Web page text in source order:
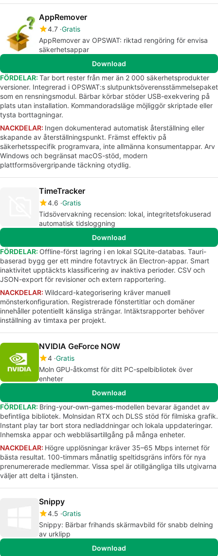
AppRemover
4.7 Gratis
AppRemover av OPSWAT: riktad rengöring för envisa
säkerhetsappar
Download
FÖRDELAR: Tar bort rester från mer än 2 000 säkerhetsprodukter
versioner. Integrerad i OPSWAT:s slutpunktsöverensstämmelsepaket
som en rensningsmodul. Bärbar körbar stöder USB-exekvering på
plats utan installation. Kommandoradsläge möjliggör skriptade eller
tysta borttagningar.
NACKDELAR: Ingen dokumenterad automatisk återställning eller
skapande av återställningspunkt. Främst effektiv på
säkerhetsspecifik programvara, inte allmänna konsumentappar. Arv
Windows och begränsat macOS-stöd, modern
plattformsövergripande täckning otydlig.
TimeTracker
4.6 Gratis
Tidsövervakning recension: lokal, integritetsfokuserad
automatisk tidsloggning
Download
FÖRDELAR: Offline-först lagring i en lokal SQLite-databas. Tauri-
baserad bygg ger ett mindre fotavtryck än Electron-appar. Smart
inaktivitet upptäckts klassificering av inaktiva perioder. CSV och
JSON-export för revisioner och extern rapportering.
NACKDELAR: Wildcard-kategorisering kräver manuell
mönsterkonfiguration. Registrerade fönstertitlar och domäner
innehåller potentiellt känsliga strängar. Intäktsrapporter behöver
inställning av timtaxa per projekt.
NVIDIA GeForce NOW
4 Gratis
Moln GPU-åtkomst för ditt PC-spelbibliotek över
enheter
Download
FÖRDELAR: Bring-your-own-games-modellen bevarar ägandet av
befintliga bibliotek. Molnsidan RTX och DLSS stöd för filmiska grafik.
Instant play tar bort stora nedladdningar och lokala uppdateringar.
Inhemska appar och webbläsartillgång på många enheter.
NACKDELAR: Högre upplösningar kräver 35–65 Mbps internet för
bästa resultat. 100-timmars månatlig speltidsgräns införs för nya
prenumererade medlemmar. Vissa spel är otillgängliga tills utgivarna
väljer att delta i tjänsten.
Snippy
4.5 Gratis
Snippy: Bärbar frihands skärmavbild för snabb delning
av urklipp
Download